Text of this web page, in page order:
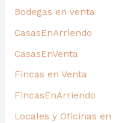
Bodegas en venta
CasasEnArriendo
CasasEnVenta
Fincas en Venta
FincasEnArriendo
Locales y Oficinas